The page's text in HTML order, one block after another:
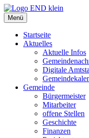
Zum
Inhalt
springen
Menü
Startseite
Aktuelles
Aktuelle Infos
Digitale
Gemeinde
Bürgermeister
Mitarbeiter
offene Stellen
Geschichte
Finanzen